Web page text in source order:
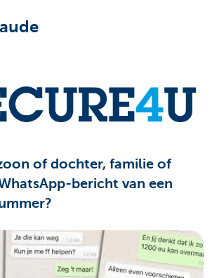
of dochter, familie of
bericht van een